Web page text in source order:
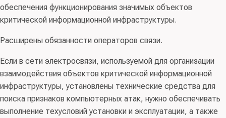
обеспечения функционирования значимых объектов
критической информационной инфраструктуры.
Расширены обязанности операторов связи.
Если в сети электросвязи, используемой для организации
взаимодействия объектов критической информационной
инфраструктуры, установлены технические средства для
поиска признаков компьютерных атак, нужно обеспечивать
выполнение техусловий установки и эксплуатации, а также